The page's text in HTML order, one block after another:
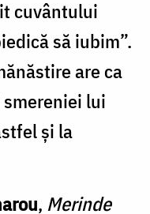
cuvântului
să iubim”.
are ca
lui
și la
, Merinde